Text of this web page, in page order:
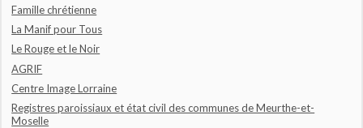
Famille chrétienne
La Manif pour Tous
Le Rouge et le Noir
AGRIF
Centre Image Lorraine
Registres paroissiaux et état civil des communes de Meurthe-et-
Moselle